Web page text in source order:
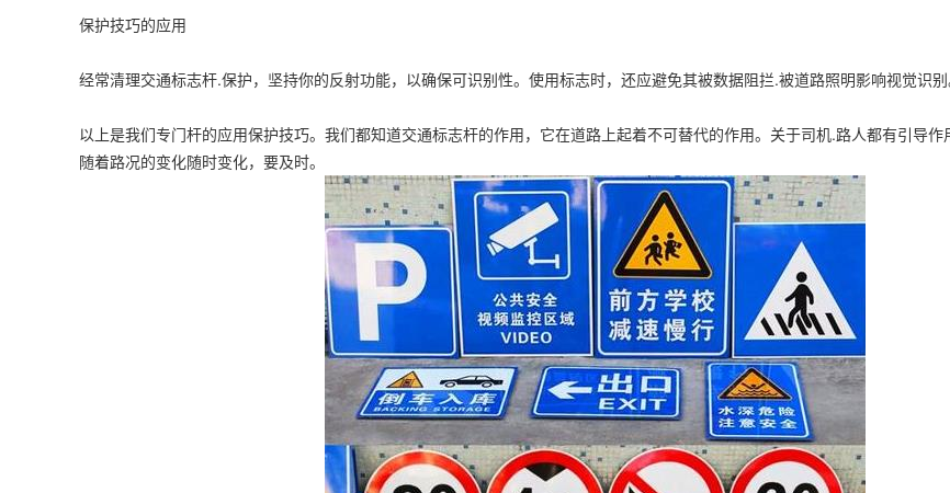
保护技巧的应用
经常清理交通标志杆.保护，坚持你的反射功能，以确保可识别性。使用标志时，还应避免其被数据阻拦.被道路照明影响视觉识别
以上是我们专门杆的应用保护技巧。我们都知道交通标志杆的作用，它在道路上起着不可替代的作用。关于司机.路人都有引导
随着路况的变化随时变化，要及时。